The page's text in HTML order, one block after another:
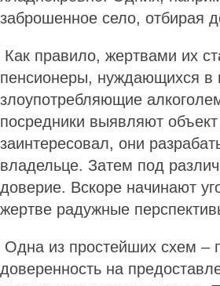
заброшенное село, отбирая
Как правило, жертвами их
пенсионеры, нуждающихся
злоупотребляющие
посредники выявляют
заинтересовал, они
владельце. Затем под
доверие. Вскоре начинают
жертве радужные
Одна из простейших схем –
доверенность на